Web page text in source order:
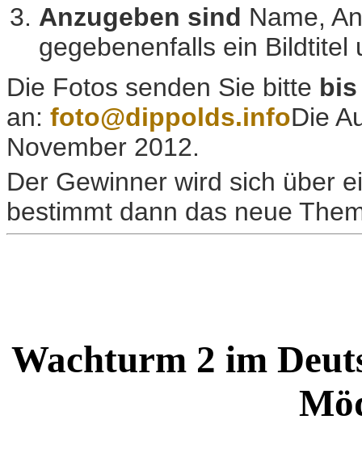
Anzugeben sind Name,
gegebenenfalls ein Bildtitel
Die Fotos senden Sie bitte bis
an: foto@dippolds.infoDie
November 2012.
Der Gewinner wird sich über
bestimmt dann das neue
Wachturm 2 im